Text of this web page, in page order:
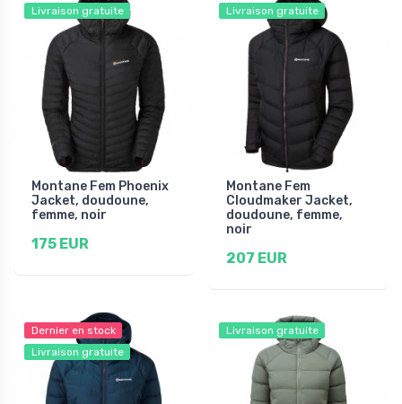
Livraison gratuite
Montane Fem Phoenix
Jacket, doudoune,
femme, noir
175 EUR
Livraison gratuite
Montane Fem
Cloudmaker Jacket,
doudoune, femme,
noir
207 EUR
Dernier en stock
Livraison gratuite
Livraison gratuite